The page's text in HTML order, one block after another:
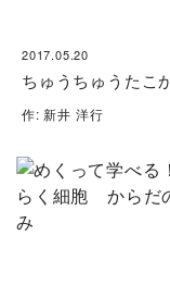
2017.05.20
ちゅうちゅうたこ
作: 新井 洋行